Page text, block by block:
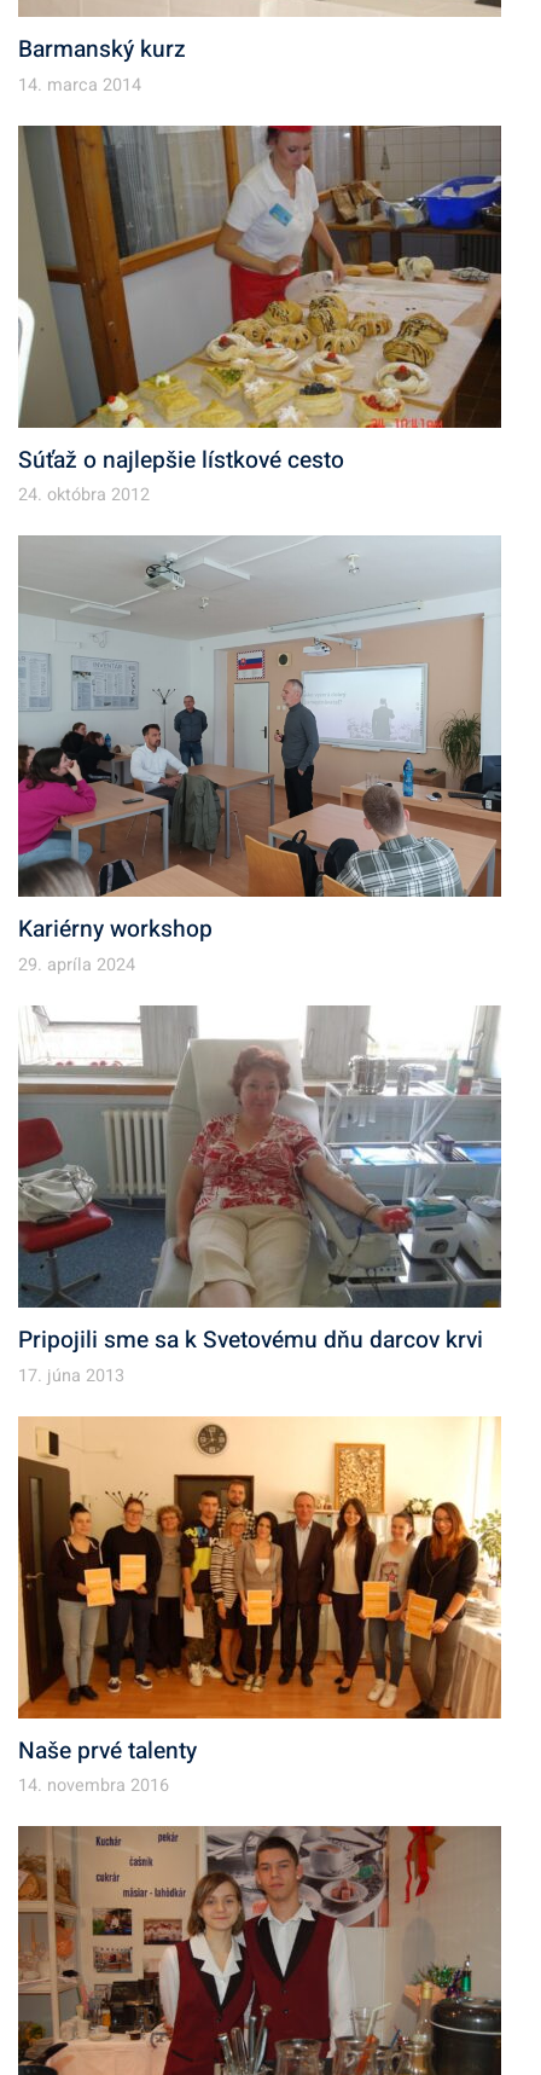
Barmanský kurz
14. marca 2014
Súťaž o najlepšie lístkové cesto
24. októbra 2012
Kariérny workshop
29. apríla 2024
Pripojili sme sa k Svetovému dňu darcov krvi
17. júna 2013
Naše prvé talenty
14. novembra 2016